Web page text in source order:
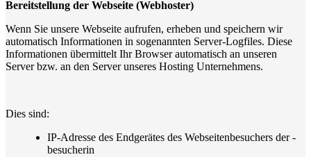
Bereitstellung der Webseite (Webhoster)
Wenn Sie unsere Webseite aufrufen, erheben und speichern wir
automatisch Informationen in sogenannten Server-Logfiles. Diese
Informationen übermittelt Ihr Browser automatisch an unseren
Server bzw. an den Server unseres Hosting Unternehmens.
Dies sind:
IP-Adresse des Endgerätes des Webseitenbesuchers der -
besucherin